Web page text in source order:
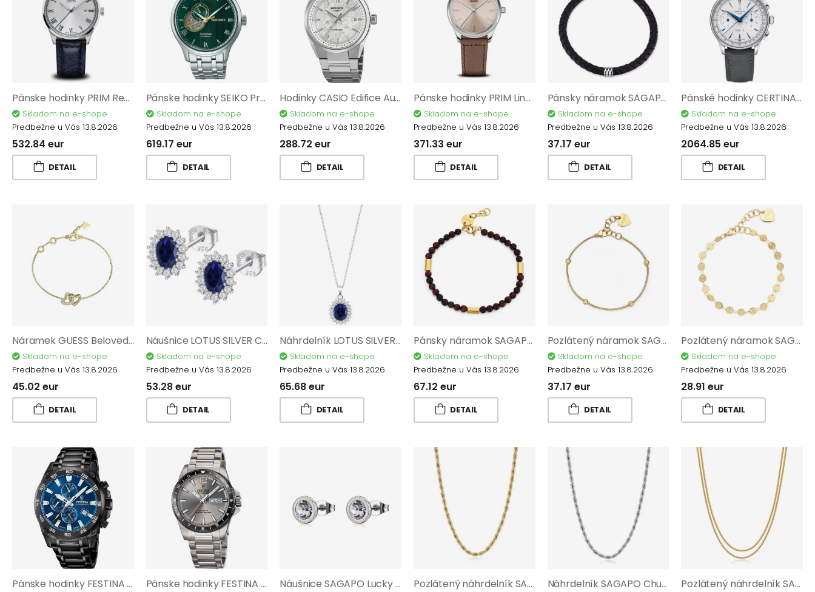
Pánske hodinky PRIM Regent - A W01P.13273.A
Skladom na e-shope
Predbežne u Vás 13.8.2026
532.84 eur
DETAIL
Pánske hodinky SEIKO Presage Japanese Garden SSA463J1
Skladom na e-shope
Predbežne u Vás 13.8.2026
619.17 eur
DETAIL
Hodinky CASIO Edifice Automatic EFK-110D-7AER
Skladom na e-shope
Predbežne u Vás 13.8.2026
288.72 eur
DETAIL
Pánske hodinky PRIM Linea Color Esence 40 Q - D W01P.13269.D
Skladom na e-shope
Predbežne u Vás 13.8.2026
371.33 eur
DETAIL
Pánsky náramok SAGAPO Nomad SNO11
Skladom na e-shope
Predbežne u Vás 13.8.2026
37.17 eur
DETAIL
Pánské hodinky CERTINA DS-1 Chronograph Automatic C029.462.16.011.00
Skladom na e-shope
Predbežne u Vás 13.8.2026
2064.85 eur
DETAIL
Náramek GUESS Beloved JUBB06014JWYGS
Skladom na e-shope
Predbežne u Vás 13.8.2026
45.02 eur
DETAIL
Náušnice LOTUS SILVER Colors AG 925/1000 LP3459-4/1
Skladom na e-shope
Predbežne u Vás 13.8.2026
53.28 eur
DETAIL
Náhrdelník LOTUS SILVER Colors AG 925/1000 LP3459-1/1
Skladom na e-shope
Predbežne u Vás 13.8.2026
65.68 eur
DETAIL
Pánsky náramok SAGAPO Riot SRT17
Skladom na e-shope
Predbežne u Vás 13.8.2026
67.12 eur
DETAIL
Pozlátený náramok SAGAPO Chunky SHK54
Skladom na e-shope
Predbežne u Vás 13.8.2026
37.17 eur
DETAIL
Pozlátený náramok SAGAPO Chunky SHK101
Skladom na e-shope
Predbežne u Vás 13.8.2026
28.91 eur
DETAIL
Pánske hodinky FESTINA Timeless Chronograph 20735/1 Pánske hodinky FESTINA Titanium 20698/1 Náušnice SAGAPO Lucky Light SKT63 Pozlátený náhrdelník SAGAPO Chunky SHK107 Náhrdelník SAGAPO Chunky SHK106 Pozlátený náhrdelník SAGAPO Chunky SHK105